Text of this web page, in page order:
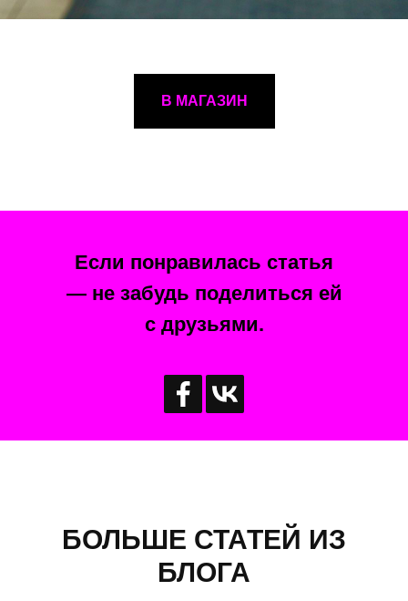
В МАГАЗИН
Если понравилась статья
— не забудь поделиться ей
с друзьями.
БОЛЬШЕ СТАТЕЙ ИЗ
БЛОГА
АНКЕТА КЛИЕНТА (ДО 18 ЛЕТ)